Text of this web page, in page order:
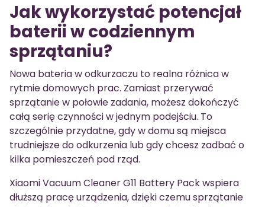
Jak wykorzystać potencjał
baterii w codziennym
sprzątaniu?
Nowa bateria w odkurzaczu to realna różnica w
rytmie domowych prac. Zamiast przerywać
sprzątanie w połowie zadania, możesz dokończyć
całą serię czynności w jednym podejściu. To
szczególnie przydatne, gdy w domu są miejsca
trudniejsze do odkurzenia lub gdy chcesz zadbać o
kilka pomieszczeń pod rząd.
Xiaomi Vacuum Cleaner G11 Battery Pack wspiera
dłuższą pracę urządzenia, dzięki czemu sprzątanie